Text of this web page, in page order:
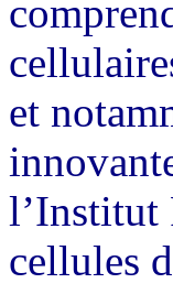
et
l’Institut
cellules